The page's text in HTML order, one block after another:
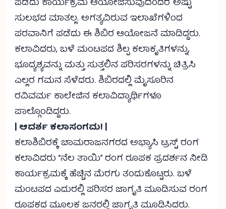
ಪಡೆದು ಕಾರ್ಯಕ್ರಮ ಆಯೋಜಿಸುವುದೆಂದರೆ ಅಷ್ಟು
ಸುಲಭದ ಮಾತಲ್ಲ. ಅಗತ್ಯವಿರುವ ಇಲಾಖೆಗಳಿಂದ
ಪರವಾನಿಗೆ ಪಡೆದು ಈ ಶಿಬಿರ ಆಯೋಜನೆ ಮಾಡಿದ್ದರು.
ಕಲಾವಿದರು, ಬಳೆ ಮಂಟಪದ ಶಿಲ್ಪ ಕಲಾಕೃತಿಗಳನ್ನು,
ಭೂದ್ಯಶ್ಯವನ್ನು ಮತ್ತು ಸುತ್ತಲಿನ ಪರಿಸರಗಳನ್ನು ಚಿತ್ರಿಸಿ
ಎಲ್ಲರ ಗಮನ ಸೆಳೆದರು. ಶಿಬಿರದಲ್ಲಿ ಮೈಸೂರಿನ
ರವಿವರ್ಮ ಕಾಲೇಜಿನ ಕಲಾವಿದ್ಯಾರ್ಥಿಗಳೂ
ಪಾಲ್ಗೊಂಡಿದ್ದರು.
| ಆದರ್ಶ ಕಲಾಸಂಗಮ! |
ಕಲಾಶಿಬಿರಕ್ಕೆ ಚಾಮರಾಜನಗರದ ಅಭ್ಯಾಸಿ ಟ್ರಸ್ಟ್ ರಂಗ
ಕಲಾವಿದರು “ನೆಲ ತಾಯಿ” ರಂಗ ರೂಪಕ ಪ್ರದರ್ಶನ ನೀಡಿ
ಕಾರ್ಯಕ್ರಮಕ್ಕೆ ಹೆಚ್ಚಿನ ಮೆರಗು ತಂದುಕೊಟ್ಟರು. ಬಳೆ
ಮಂಟಪದ ಎದುರಲ್ಲಿ ಪರಿಸರ ಜಾಗೃತಿ ಮೂಡಿಸುವ ರಂಗ
ರೂಪಕದ ಮೂಲಕ ಜನರಲ್ಲಿ ಜಾಗೃತಿ ಮೂಡಿಸಿದರು.